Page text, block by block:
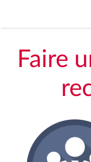
Faire